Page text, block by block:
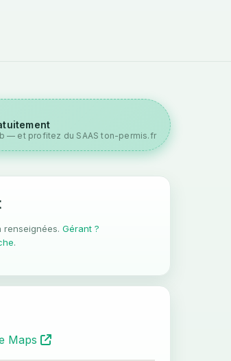
— et profitez du SAAS ton-permis.fr
renseignées. Gérant ?
.
Maps